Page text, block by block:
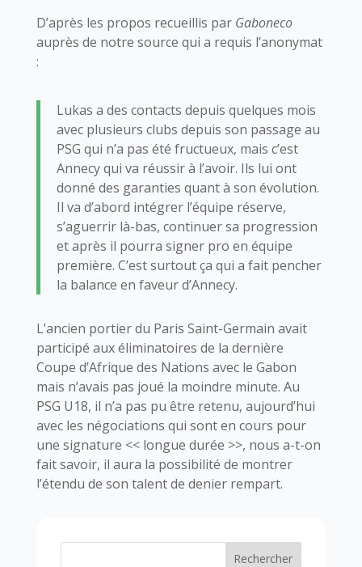
D’après les propos recueillis par Gaboneco
auprès de notre source qui a requis l’anonymat
:
Lukas a des contacts depuis quelques mois
avec plusieurs clubs depuis son passage au
PSG qui n’a pas été fructueux, mais c’est
Annecy qui va réussir à l’avoir. Ils lui ont
donné des garanties quant à son évolution.
Il va d’abord intégrer l’équipe réserve,
s’aguerrir là-bas, continuer sa progression
et après il pourra signer pro en équipe
première. C’est surtout ça qui a fait pencher
la balance en faveur d’Annecy.
L’ancien portier du Paris Saint-Germain avait
participé aux éliminatoires de la dernière
Coupe d’Afrique des Nations avec le Gabon
mais n’avais pas joué la moindre minute. Au
PSG U18, il n’a pas pu être retenu, aujourd’hui
avec les négociations qui sont en cours pour
une signature << longue durée >>, nous a-t-on
fait savoir, il aura la possibilité de montrer
l’étendu de son talent de denier rempart.
Rechercher